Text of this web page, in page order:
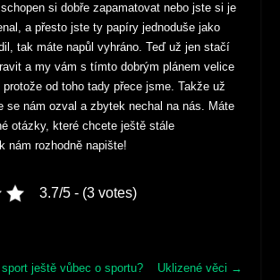
si dobře zapamatovat nebo jste si je
a přesto jste ty papíry jednoduše jako
tak máte napůl vyhráno. Teď už jen stačí
a my vám s tímto dobrým plánem velice
protože od toho tady přece jsme. Takže už
se nám ozval a zbytek nechal na nás. Máte
otázky, které chcete ještě stále
nám rozhodně napište!
3.7/5 - (3 votes)
ještě vůbec o sportu? Uklizené věci →